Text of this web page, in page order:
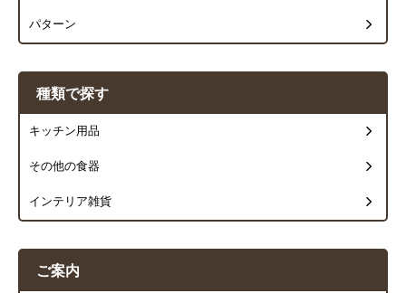
パターン
種類で探す
キッチン用品
その他の食器
インテリア雑貨
ご案内